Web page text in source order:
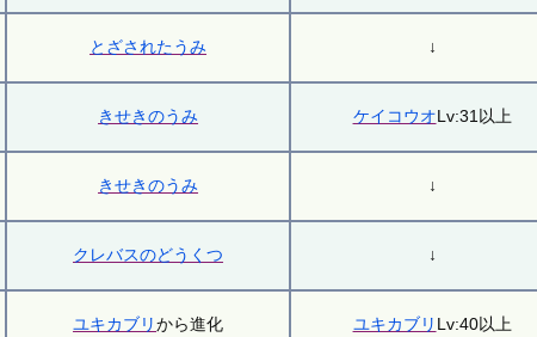
とざされたうみ ↓
きせきのうみ ケイコウオLv:31以上
きせきのうみ ↓
クレバスのどうくつ ↓
ユキカブリから進化 ユキカブリ Lv:40以上